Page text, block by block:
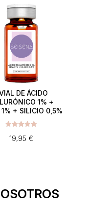
DE ÁCIDO
1% +
1% + SILICIO 0,5%
con
19,95 €